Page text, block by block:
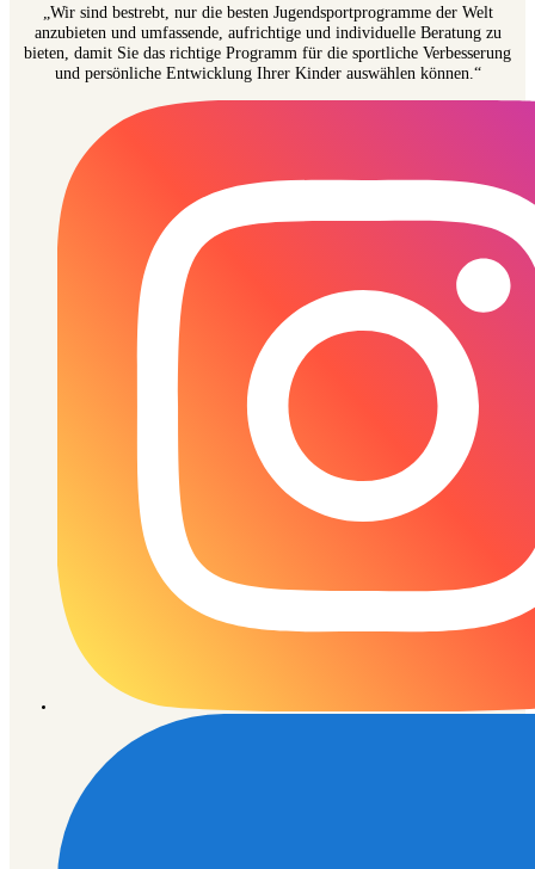
„Wir sind bestrebt, nur die besten Jugendsportprogramme der Welt
anzubieten und umfassende, aufrichtige und individuelle Beratung zu
bieten, damit Sie das richtige Programm für die sportliche Verbesserung
und persönliche Entwicklung Ihrer Kinder auswählen können.“